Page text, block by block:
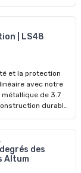
notre kit de
gamme.
connectivité
micro-ondes
| LS48
et la protection
avec notre
de 3.7
durable,
performances
de la cage de
est facile et
des
Altum